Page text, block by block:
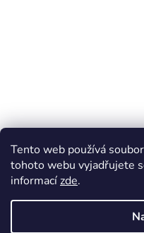
Tento web používá
tohoto webu vyjadřujete
informacízde.